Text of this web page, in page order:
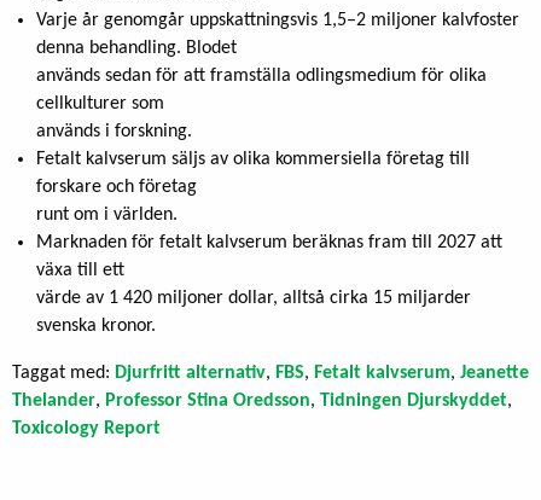
Varje år genomgår uppskattningsvis 1,5–2 miljoner kalvfoster
denna behandling. Blodet
används sedan för att framställa odlingsmedium för olika
cellkulturer som
används i forskning.
Fetalt kalvserum säljs av olika kommersiella företag till
forskare och företag
runt om i världen.
Marknaden för fetalt kalvserum beräknas fram till 2027 att
växa till ett
värde av 1 420 miljoner dollar, alltså cirka 15 miljarder
svenska kronor.
Taggat med: Djurfritt alternativ, FBS, Fetalt kalvserum, Jeanette
Thelander, Professor Stina Oredsson, Tidningen Djurskyddet,
Toxicology Report